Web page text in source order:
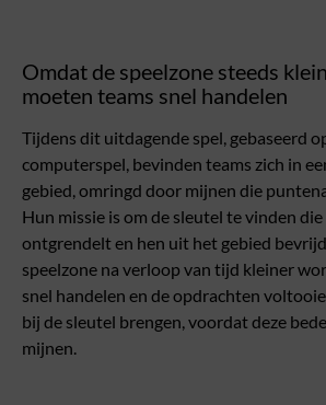
Omdat de speelzone steeds
moeten teams snel handelen
Tijdens dit uitdagende spel, gebaseerd
computerspel, bevinden teams zich in
gebied, omringd door mijnen die
Hun missie is om de sleutel te vinden
ontgrendelt en hen uit het gebied
speelzone na verloop van tijd kleiner
snel handelen en de opdrachten
bij de sleutel brengen, voordat deze
mijnen.